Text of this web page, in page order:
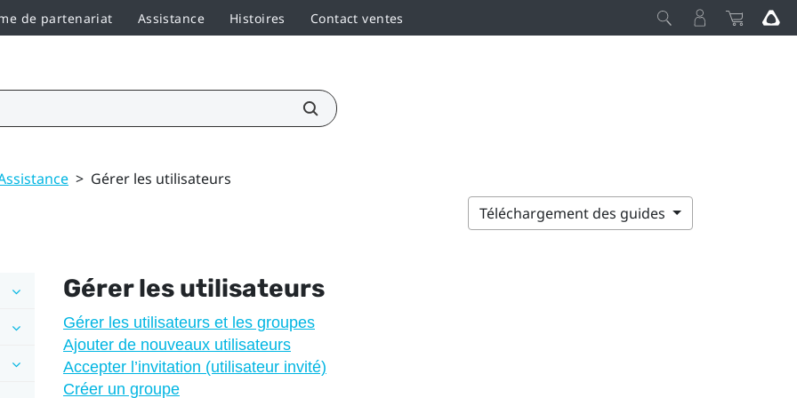
de partenariat Assistance Histoires Contact ventes
> Gérer les utilisateurs
Téléchargement des guides
Gérer les utilisateurs
Gérer les utilisateurs et les groupes
Ajouter de nouveaux utilisateurs
Accepter l’invitation (utilisateur invité)
Créer un groupe